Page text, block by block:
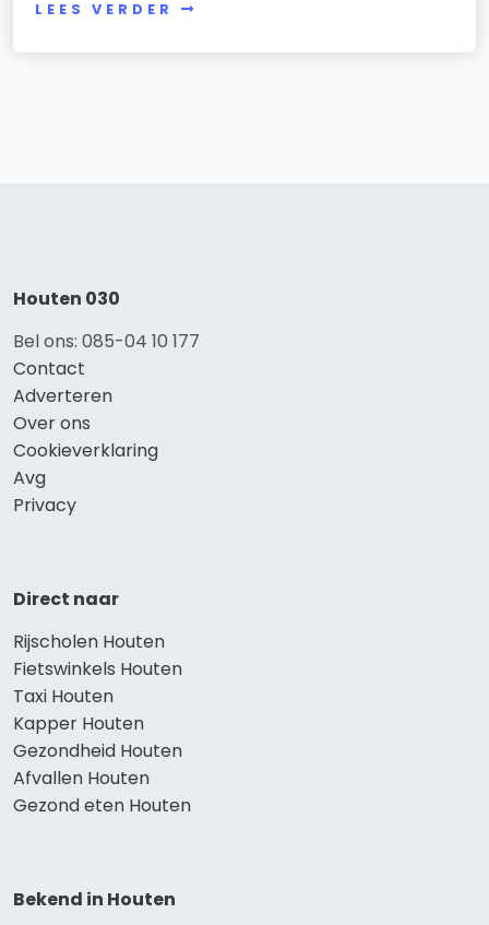
LEES VERDER
Houten 030
Bel ons: 085-04 10 177
Contact
Adverteren
Over ons
Cookieverklaring
Avg
Privacy
Direct naar
Rijscholen Houten
Fietswinkels Houten
Taxi Houten
Kapper Houten
Gezondheid Houten
Afvallen Houten
Gezond eten Houten
Bekend in Houten